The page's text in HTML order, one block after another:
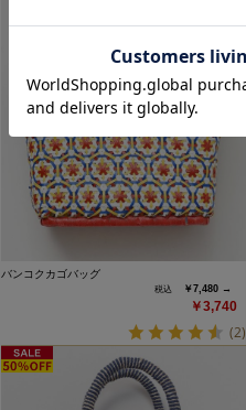
バンコクカゴバッグ
￥7,480 →
￥3,740
(2)